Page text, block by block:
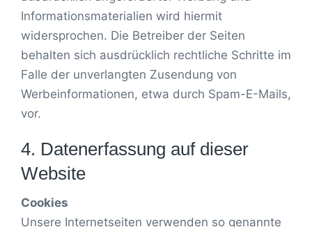
Informationsmaterialien wird hiermit
widersprochen. Die Betreiber der Seiten
behalten sich ausdrücklich rechtliche Schritte im
Falle der unverlangten Zusendung von
Werbeinformationen, etwa durch Spam-E-Mails,
vor.
4. Datenerfassung auf dieser
Website
Cookies
Unsere Internetseiten verwenden so genannte